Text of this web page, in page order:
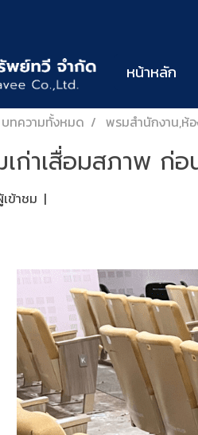
หน้าหลัก
บทความทั้งหมด พรมสำนักงาน,ห้อ
ก่าเสื่อมสภาพ ก่
ข้าชม |